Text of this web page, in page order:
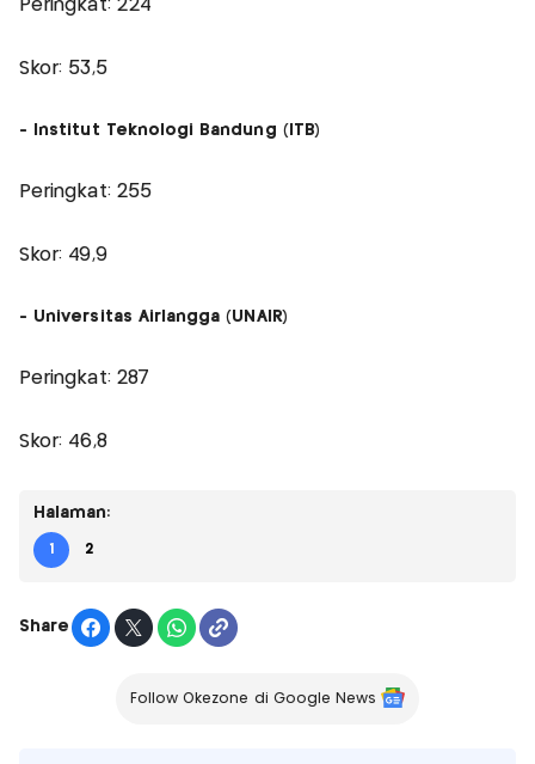
Peringkat: 224
Skor: 53,5
- Institut Teknologi Bandung (ITB)
Peringkat: 255
Skor: 49,9
- Universitas Airlangga (UNAIR)
Peringkat: 287
Skor: 46,8
Halaman:
1 2
Share
Follow Okezone di Google News